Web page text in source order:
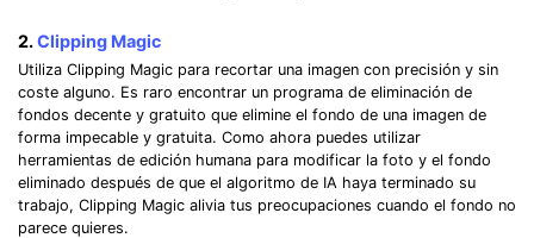
2.Clipping Magic
Utiliza Clipping Magic para recortar una imagen con precisión y sin
coste alguno. Es raro encontrar un programa de eliminación de
fondos decente y gratuito que elimine el fondo de una imagen de
forma impecable y gratuita. Como ahora puedes utilizar
herramientas de edición humana para modificar la foto y el fondo
eliminado después de que el algoritmo de IA haya terminado su
trabajo, Clipping Magic alivia tus preocupaciones cuando el fondo no
parece quieres.